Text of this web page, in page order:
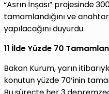
“Asrın İnşası” projesinde
tamamlandığını ve
yapılacağını duyurdu.
11 İlde Yüzde 70
Bakan Kurum, yarın
konutun yüzde 70’inin